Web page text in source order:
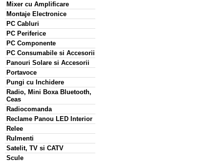
Mixer cu Amplificare
Montaje Electronice
PC Cabluri
PC Periferice
PC Componente
PC Consumabile si Accesorii
Panouri Solare si Accesorii
Portavoce
Pungi cu Inchidere
Radio, Mini Boxa Bluetooth,
Ceas
Radiocomanda
Reclame Panou LED Interior
Relee
Rulmenti
Satelit, TV si CATV
Scule